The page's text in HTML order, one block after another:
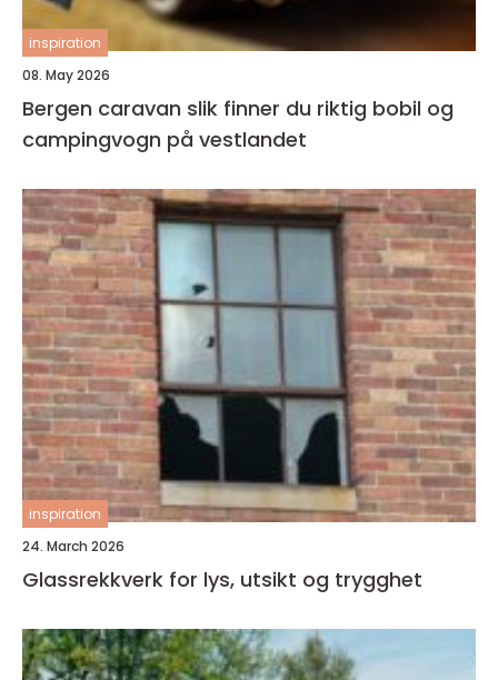
inspiration
08. May 2026
Bergen caravan slik finner du riktig bobil og
campingvogn på vestlandet
inspiration
24. March 2026
Glassrekkverk for lys, utsikt og trygghet